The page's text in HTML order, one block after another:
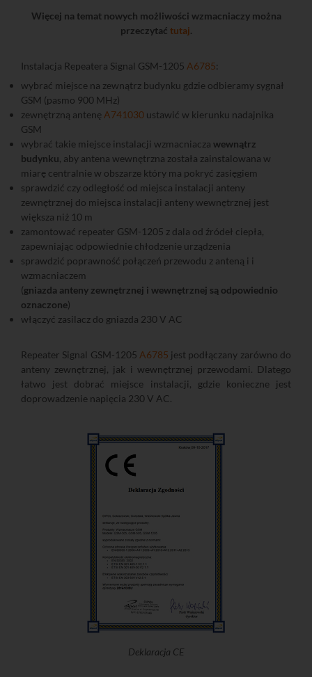
Więcej na temat nowych możliwości wzmacniaczy można
przeczytać tutaj.
Instalacja Repeatera Signal GSM-1205 A6785:
wybrać miejsce na zewnątrz budynku gdzie odbieramy sygnał
GSM (pasmo 900 MHz)
zewnętrzną antenę A741030 ustawić w kierunku nadajnika
GSM
wybrać takie miejsce instalacji wzmacniacza wewnątrz
budynku, aby antena wewnętrzna została zainstalowana w
miarę centralnie w obszarze który ma pokryć zasięgiem
sprawdzić czy odległość od miejsca instalacji anteny
zewnętrznej do miejsca instalacji anteny wewnętrznej jest
większa niż 10 m
zamontować repeater GSM-1205 z dala od źródeł ciepła,
zapewniając odpowiednie chłodzenie urządzenia
sprawdzić poprawność połączeń przewodu z anteną i i
wzmacniaczem
(gniazda anteny zewnętrznej i wewnętrznej są odpowiednio
oznaczone)
włączyć zasilacz do gniazda 230 V AC
Repeater Signal GSM-1205 A6785 jest podłączany zarówno do
anteny zewnętrznej, jak i wewnętrznej przewodami. Dlatego
łatwo jest dobrać miejsce instalacji, gdzie konieczne jest
doprowadzenie napięcia 230 V AC.
Deklaracja CE